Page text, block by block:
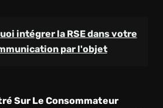
intégrer la RSE dans votre
par l'objet
Sur Le Consommateur